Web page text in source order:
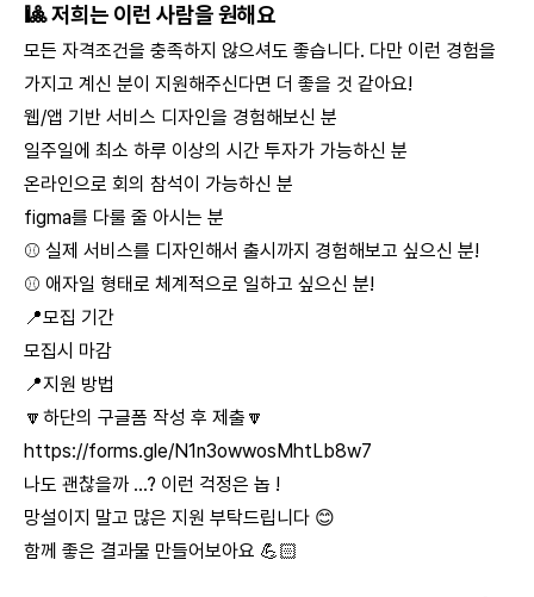
🎱 저희는 이런 사람을 원해요
모든 자격조건을 충족하지 않으셔도 좋습니다. 다만 이런 경험을
가지고 계신 분이 지원해주신다면 더 좋을 것 같아요!
웹/앱 기반 서비스 디자인을 경험해보신 분
일주일에 최소 하루 이상의 시간 투자가 가능하신 분
온라인으로 회의 참석이 가능하신 분
figma를 다룰 줄 아시는 분
⚾️ 실제 서비스를 디자인해서 출시까지 경험해보고 싶으신 분!
⚾️ 애자일 형태로 체계적으로 일하고 싶으신 분!
📍모집 기간
모집시 마감
📍지원 방법
🔽하단의 구글폼 작성 후 제출🔽
https://forms.gle/N1n3owwosMhtLb8w7
나도 괜찮을까 …? 이런 걱정은 놉 !
망설이지 말고 많은 지원 부탁드립니다 😊
함께 좋은 결과물 만들어보아요 💪🏻